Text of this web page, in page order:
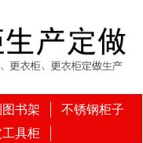
书架
不锈钢柜子
具柜